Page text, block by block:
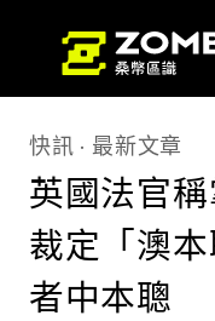
快訊 最新文章
英國法官
裁定「澳
者中本聰